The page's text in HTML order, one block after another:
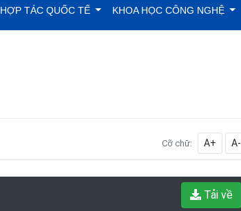
HỢP TÁC QUỐC TẾ KHOA HỌC CÔNG NGHỆ
Cỡ chữ: A+ A-
Tải về